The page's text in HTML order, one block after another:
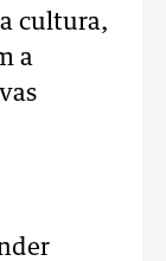
cultura,
a